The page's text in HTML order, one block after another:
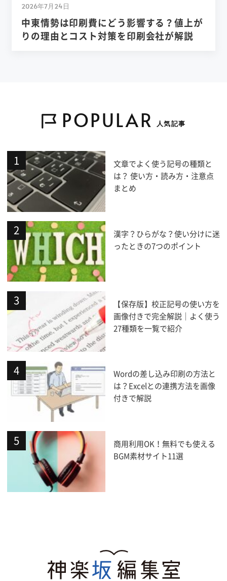
2026年7月24日
中東情勢は印刷費にどう影響する？値上が
りの理由とコスト対策を印刷会社が解説
POPULAR 人気記事
文章でよく使う記号の種類と
は？ 使い方・読み方・注意点
まとめ
漢字？ひらがな？使い分けに迷
ったときの7つのポイント
【保存版】校正記号の使い方を
画像付きで完全解説｜よく使う
27種類を一覧で紹介
Wordの差し込み印刷の方法と
は？Excelとの連携方法を画像
付きで解説
商用利用OK！無料でも使える
BGM素材サイト11選